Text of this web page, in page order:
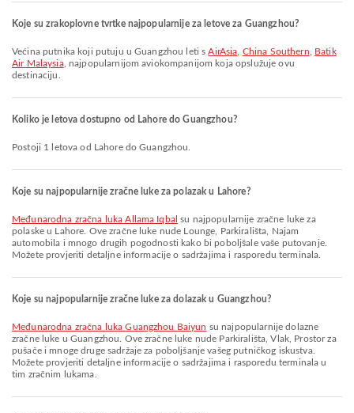
Koje su zrakoplovne tvrtke najpopularnije za letove za Guangzhou?
Većina putnika koji putuju u Guangzhou leti sAirAsia China Southern
Batik
Air Malaysia, najpopularnijom aviokompanijom koja opslužuje ovu
destinaciju.
Koliko je letova dostupno od Lahore do Guangzhou?
Postoji 1 letova od Lahore do Guangzhou.
Koje su najpopularnije zračne luke za polazak u Lahore?
Međunarodna zračna luka Allama Iqbal su najpopularnije zračne luke za
polaske u Lahore. Ove zračne luke nude Lounge, Parkirališta, Najam
automobila i mnogo drugih pogodnosti kako bi poboljšale vaše putovanje.
Možete provjeriti detaljne informacije o sadržajima i rasporedu terminala.
Koje su najpopularnije zračne luke za dolazak u Guangzhou?
Međunarodna zračna luka Guangzhou Baiyun su najpopularnije dolazne
zračne luke u Guangzhou. Ove zračne luke nude Parkirališta, Vlak, Prostor za
pušače i mnoge druge sadržaje za poboljšanje vašeg putničkog iskustva.
Možete provjeriti detaljne informacije o sadržajima i rasporedu terminala u
tim zračnim lukama.